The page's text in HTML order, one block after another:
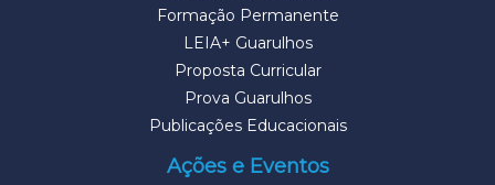
Formação Permanente
LEIA+ Guarulhos
Proposta Curricular
Prova Guarulhos
Publicações Educacionais
Ações e Eventos